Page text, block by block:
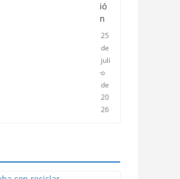
ió
n
25
de
juli
o
de
20
26